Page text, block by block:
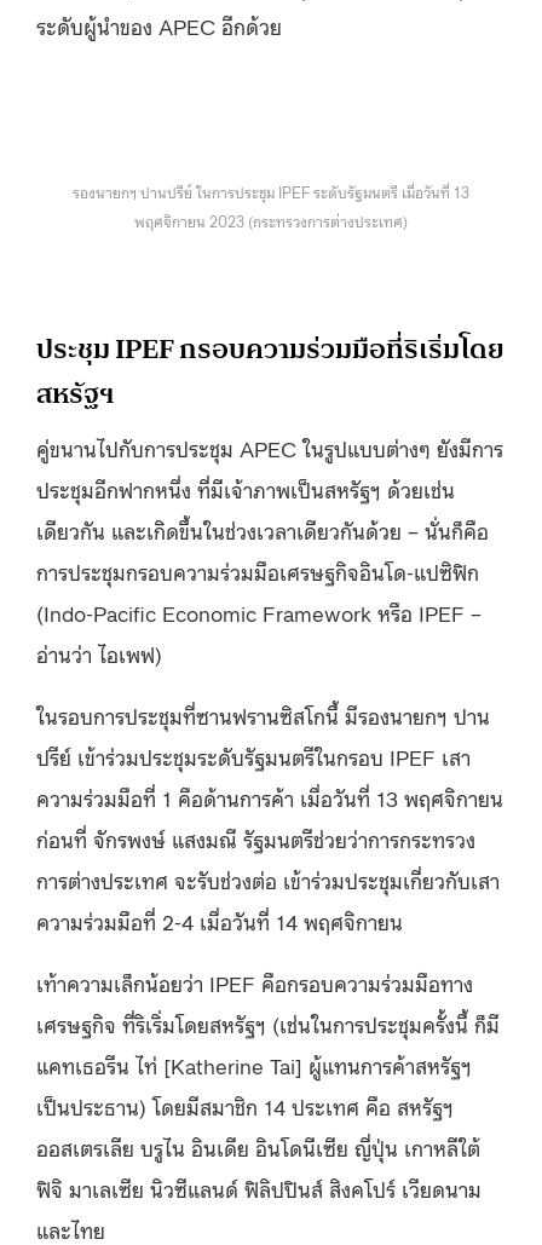
ระดับผู้นำของ APEC อีกด้วย
รองนายกฯ ปานปรีย์ ในการประชุม IPEF ระดับรัฐมนตรี เมื่อวันที่ 13
พฤศจิกายน 2023 (กระทรวงการต่างประเทศ)
ประชุม IPEF กรอบความร่วมมือที่ริเริ่มโดย
สหรัฐฯ
คู่ขนานไปกับการประชุม APEC ในรูปแบบต่างๆ ยังมีการ
ประชุมอีกฟากหนึ่ง ที่มีเจ้าภาพเป็นสหรัฐฯ ด้วยเช่น
เดียวกัน และเกิดขึ้นในช่วงเวลาเดียวกันด้วย – นั่นก็คือ
การประชุมกรอบความร่วมมือเศรษฐกิจอินโด-แปซิฟิก
(Indo-Pacific Economic Framework หรือ IPEF –
อ่านว่า ไอเพฟ)
ในรอบการประชุมที่ซานฟรานซิสโกนี้ มีรองนายกฯ ปาน
ปรีย์ เข้าร่วมประชุมระดับรัฐมนตรีในกรอบ IPEF เสา
ความร่วมมือที่ 1 คือด้านการค้า เมื่อวันที่ 13 พฤศจิกายน
ก่อนที่ จักรพงษ์ แสงมณี รัฐมนตรีช่วยว่าการกระทรวง
การต่างประเทศ จะรับช่วงต่อ เข้าร่วมประชุมเกี่ยวกับเสา
ความร่วมมือที่ 2-4 เมื่อวันที่ 14 พฤศจิกายน
เท้าความเล็กน้อยว่า IPEF คือกรอบความร่วมมือทาง
เศรษฐกิจ ที่ริเริ่มโดยสหรัฐฯ (เช่นในการประชุมครั้งนี้ ก็มี
แคทเธอรีน ไท่ [Katherine Tai] ผู้แทนการค้าสหรัฐฯ
เป็นประธาน) โดยมีสมาชิก 14 ประเทศ คือ สหรัฐฯ
ออสเตรเลีย บรูไน อินเดีย อินโดนีเซีย ญี่ปุ่น เกาหลีใต้
ฟิจิ มาเลเซีย นิวซีแลนด์ ฟิลิปปินส์ สิงคโปร์ เวียดนาม
และไทย